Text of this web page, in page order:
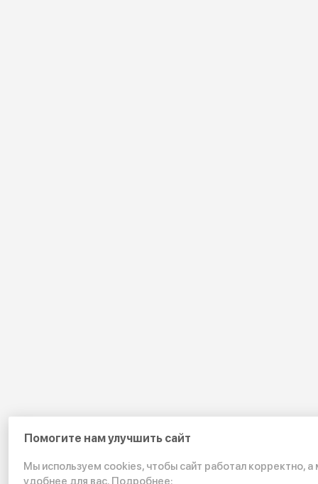
Помогите нам улучшить сайт
Мы используем cookies, чтобы сайт работал корректно,
удобнее для вас. Подробнее: